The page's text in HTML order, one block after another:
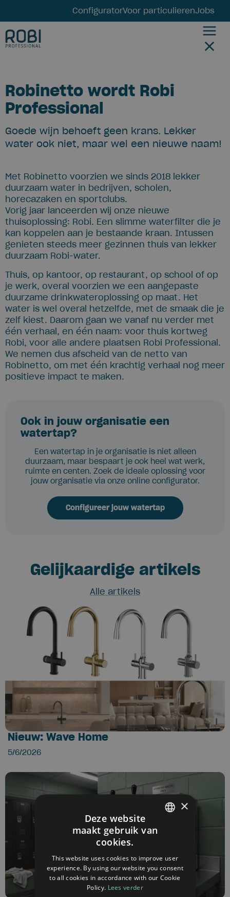
ConfiguratorVoor particulierenJobs
Robinetto wordt Robi
Professional
Goede wijn behoeft geen krans. Lekker
water ook niet, maar wel een nieuwe naam!
Met Robinetto voorzien we sinds 2018 lekker
duurzaam water in bedrijven, scholen,
horecazaken en sportclubs.
Vorig jaar lanceerden wij onze nieuwe
thuisoplossing: Robi. Een slimme waterfilter die je
kan koppelen aan je bestaande kraan. Intussen
genieten steeds meer gezinnen thuis van lekker
duurzaam Robi-water.
Thuis, op kantoor, op restaurant, op school of op
je werk, overal voorzien we een aangepaste
duurzame drinkwateroplossing op maat. Het
water is wel overal hetzelfde, met de smaak die je
zelf kiest. Daarom gaan we vanaf nu verder met
één verhaal, en één naam: voor thuis kortweg
Robi, voor alle andere plaatsen Robi Professional.
We nemen dus afscheid van de netto van
Robinetto, om met één krachtig verhaal nog meer
positieve impact te maken.
Ook in jouw organisatie een
watertap?
Een watertap in je organisatie is niet alleen
duurzaam, maar bespaart je ook heel wat werk,
ruimte en centen. Zoek de ideale oplossing voor
jouw organisatie via onze online configurator.
Configureer jouw watertap
Gelijkaardige artikels
Alle artikels
Nieuw: Wave Home
5/6/2026
DUTCH
ENGLISH
×
Deze website
maakt gebruik van
cookies.
This website uses cookies to improve user
experience. By using our website you consent
to all cookies in accordance with our Cookie
Policy. Lees verder